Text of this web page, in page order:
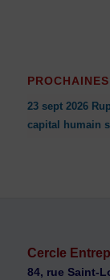
23 sept 2026
capital humain
Cercle
84, rue Saint-